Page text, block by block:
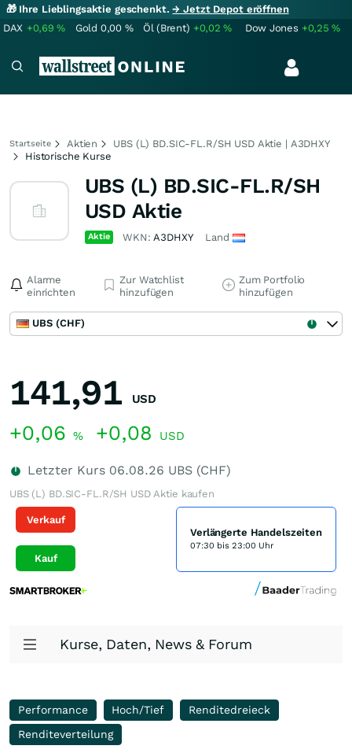
🎁 Ihre Lieblingsaktie geschenkt.→ Jetzt Depot eröffnen
DAX +0,69% Gold 0,00 % Öl (Brent) +0,02% Dow Jones +0,25%
Startseite Aktien
UBS (L) BD.SIC-FL.R/SH USD Aktie | A3DHXY
Historische Kurse
UBS (L) BD.SIC-FL.R/SH
USD Aktie
Aktie WKN:A3DHXY Land
Alarme
einrichten
Zur Watchlist
hinzufügen
Zum Portfolio
hinzufügen
UBS (CHF)
141,91 USD
+0,06 % +0,08 USD
Letzter Kurs 06.08.26 UBS (CHF)
UBS (L) BD.SIC-FL.R/SH USD Aktie kaufen
Verkauf
Kauf
Verlängerte Handelszeiten
07:30 bis 23:00 Uhr
Kurse, Daten, News & Forum
Performance Hoch/Tief
Renditedreieck
Renditeverteilung